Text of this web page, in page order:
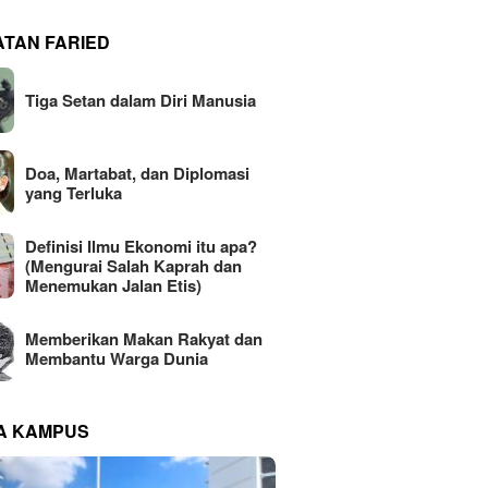
FARIED
Tiga Setan dalam Diri Manusia
Doa, Martabat, dan Diplomasi
yang Terluka
Definisi Ilmu Ekonomi itu apa?
(Mengurai Salah Kaprah dan
Menemukan Jalan Etis)
Memberikan Makan Rakyat dan
Membantu Warga Dunia
KAMPUS